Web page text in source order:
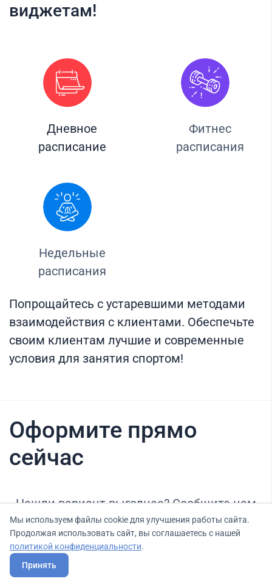
виджетам!
Дневное
расписание
Фитнес
расписания
Недельные
расписания
Попрощайтесь с устаревшими методами
взаимодействия с клиентами. Обеспечьте
своим клиентам лучшие и современные
условия для занятия спортом!
Оформите прямо
сейчас
Нашли вариант выгоднее? Сообщите нам
об этом, и мы подберем для Вас выгодные
условия.
Мы используем файлы cookie для улучшения работы сайта.
Продолжая использовать сайт, вы соглашаетесь с нашей
политикой конфиденциальности.
Принять